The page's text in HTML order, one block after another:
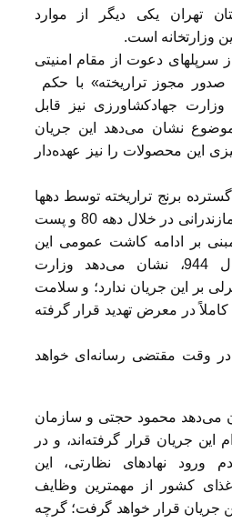
تهران یکی دیگر از موارد
وزارتخانه است.
سرپلهای دعوت از مقام امنیتی
صدور مجوز تراریخته» با حکم
جهادکشاورزی نیز قابل
نشان می‌دهد این جریان
این محصولات را نیز عهده‌دار
برنج تراریخته توسط دهها
کشاورز گیلانی و مازندرانی در خلال دهه 80 و پست
بر ادامه کاشت عمومی این
محصولات تا سال 944، نشان می‌دهد وزارت
بر این جریان ندارد؛ و سلامت
کاملاً در معرض تهدید قرار گرفته
در وقت مقتضی رسانه‌ای خواهد
می‌دهد محمود حجتی و سازمان
این جریان قرار گرفته‌اند، و در
ورود نهادهای نظارتی، این
غذای کشور از مهمترین وظایف
جریان قرار خواهد گرفت؛ گرچه